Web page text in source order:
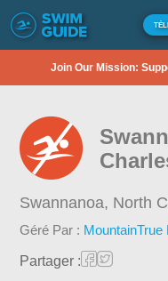
Join Our Mission:
Swannanoa, North
Géré Par :
Partager :